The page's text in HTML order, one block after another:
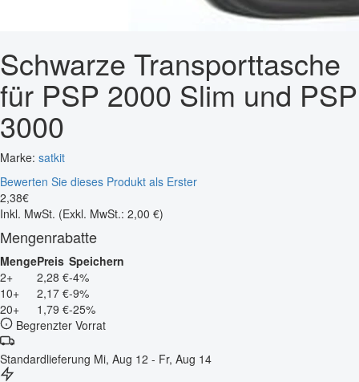
Schwarze Transporttasche
für PSP 2000 Slim und PSP
3000
Marke: satkit
Bewerten Sie dieses Produkt als Erster
2,38€
Inkl. MwSt. (Exkl. MwSt.: 2,00 €)
Mengenrabatte
MengePreis Speichern
2+
2,28 €-4%
10+
2,17 €-9%
20+
1,79 €-25%
Begrenzter Vorrat
Standardlieferung Mi, Aug 12 - Fr, Aug 14